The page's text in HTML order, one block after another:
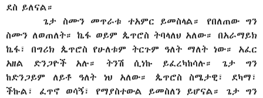
ደስ ይለናል።
ጌታ ስሙን መጥራቱ ተአምር ይመስላል። የበለጠው ግን
ስሙን ለወጠለት። ኬፋ ወይም ጴጥሮስ ትባላለህ አለው። በአራማይክ
ኬፋ፣ በግሪክ ጴጥሮስ የሁለቱም ትርጉም ዓለት ማለት ነው። አፈር
አዘል ድንጋዮች አሉ። ትንሽ ሲነኩ ይፈረካከሳሉ። ጌታ ግን
ከድንጋይም ለይቶ ዓለት ነህ አለው። ጴጥሮስ ስሜታዊ፣ ደካማ፣
ችኩል፣ ፈጥኖ ወሳኝ፣ የማያስተውል ይመስለን ይሆናል። ጌታ ግን